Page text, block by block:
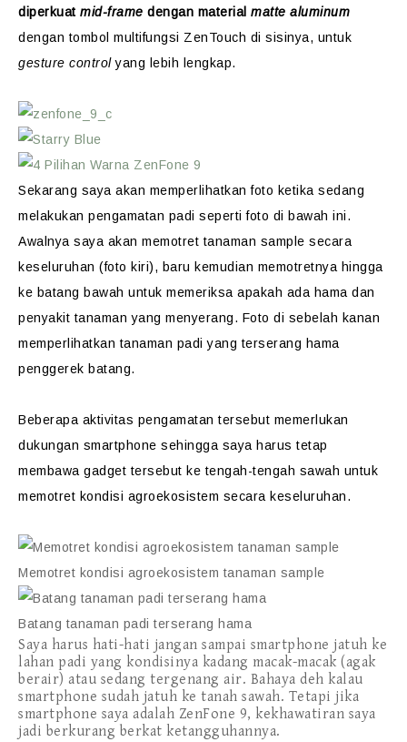
diperkuat mid-frame dengan material matte aluminum
dengan tombol multifungsi ZenTouch di sisinya, untuk
gesture controlyang lebih lengkap.
Sekarang saya akan memperlihatkan foto ketika sedang
melakukan pengamatan padi seperti foto di bawah ini.
Awalnya saya akan memotret tanaman sample secara
keseluruhan (foto kiri), baru kemudian memotretnya hingga
ke batang bawah untuk memeriksa apakah ada hama dan
penyakit tanaman yang menyerang. Foto di sebelah kanan
memperlihatkan tanaman padi yang terserang hama
penggerek batang.
Beberapa aktivitas pengamatan tersebut memerlukan
dukungan smartphone sehingga saya harus tetap
membawa gadget tersebut ke tengah-tengah sawah untuk
memotret kondisi agroekosistem secara keseluruhan.
Memotret kondisi agroekosistem tanaman sample
Batang tanaman padi terserang hama
Saya harus hati-hati jangan sampai smartphone jatuh ke
lahan padi yang kondisinya kadang macak-macak (agak
berair) atau sedang tergenang air. Bahaya deh kalau
smartphone sudah jatuh ke tanah sawah. Tetapi jika
smartphone saya adalah ZenFone 9, kekhawatiran saya
jadi berkurang berkat ketangguhannya.